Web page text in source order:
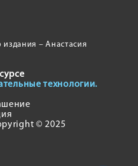
издания – Анастасия
технологии.
© 2025